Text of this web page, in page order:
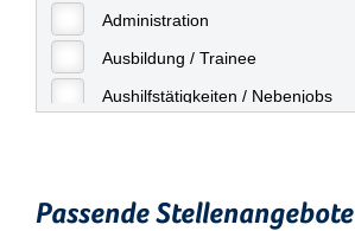
Freiburg
Fulda
Göppingen
Hamburg
Administration
Ausbildung / Trainee
Aushilfstätigkeiten / Nebenjobs
Sonstiges
Passende Stellenangebote